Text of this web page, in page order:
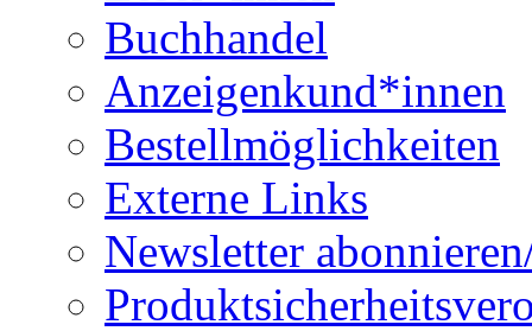
Buchhandel
Anzeigenkund*innen
Bestellmöglichkeiten
Externe Links
Newsletter